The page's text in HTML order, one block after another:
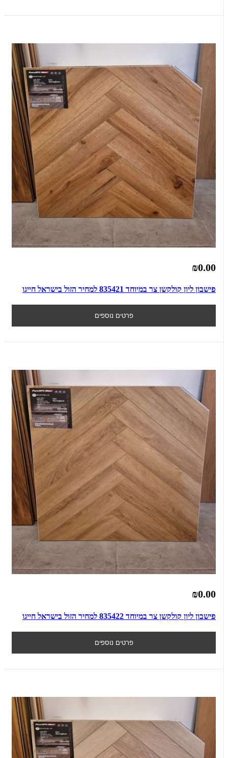
₪0.00
פישבון ליון קולקשן צר במיוחד 835421 למחיר הזול בישראל חייגו
פרטים נוספים
₪0.00
פישבון ליון קולקשן צר במיוחד 835422 למחיר הזול בישראל חייגו
פרטים נוספים